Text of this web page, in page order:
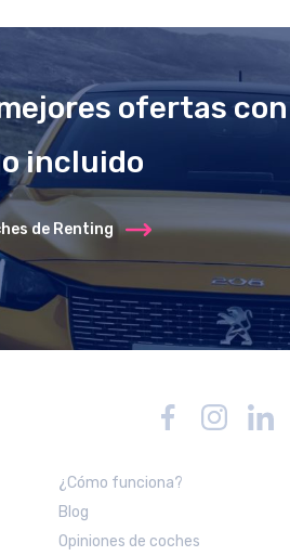
ofertas con
incluido
de Renting
¿Cómo funciona?
Blog
Opiniones de coches